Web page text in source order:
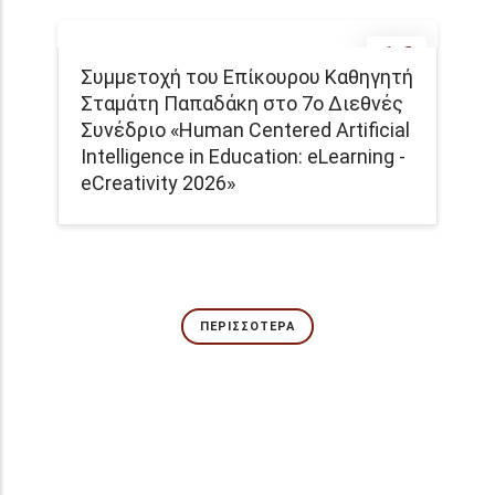
16
MAY
Συμμετοχή του Επίκουρου Καθηγητή
Σταμάτη Παπαδάκη στο 7ο Διεθνές
Συνέδριο «Human Centered Artificial
Intelligence in Education: eLearning -
eCreativity 2026»
ΠΕΡΙΣΣΌΤΕΡΑ